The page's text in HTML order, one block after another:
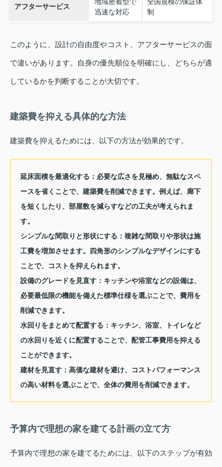
アフターサービス
迅速な対応
制
このように、設計の自由度やコスト、アフターサービスの面
で違いがあります。自身の優先順位を明確にし、どちらが適
しているかを判断することが大切です。
建築費を抑える具体的な方法
建築費を抑えるためには、以下の方法が効果的です。
延床面積を最適化する： 必要な広さを見極め、無駄なスペ
ースを省くことで、建築費を削減できます。例えば、廊下
を短くしたり、部屋数を減らすなどの工夫が考えられま
す。
シンプルな間取りと形状にする： 複雑な間取りや形状は施
工費を増加させます。四角形のシンプルなデザインにする
ことで、コストを抑えられます。
設備のグレードを見直す： キッチンや浴室などの設備は、
必要最低限の機能を備えた標準仕様を選ぶことで、費用を
削減できます。
水回りをまとめて配置する： キッチン、浴室、トイレなど
の水回りを近くに配置することで、配管工事費用を抑える
ことができます。
建材を見直す： 高価な建材を避け、コストパフォーマンス
の高い材料を選ぶことで、全体の費用を削減できます。
予算内で理想の家を建てる計画の立て方
予算内で理想の家を建てるためには、以下のステップが有効